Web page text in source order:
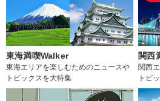
東海満喫Walker
東海エリアを楽しむためのニュースや
トピックスを大特集
関西
関西
トピ